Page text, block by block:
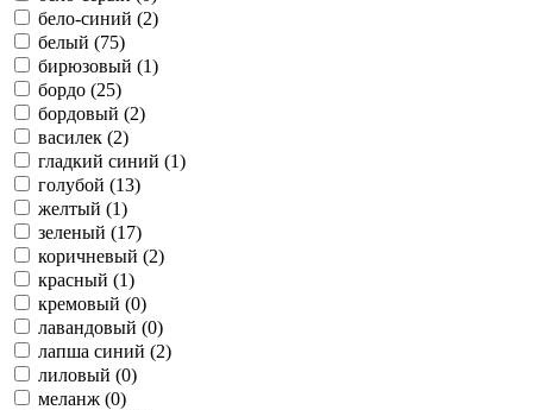
бело-синий (2)
белый (75)
бирюзовый (1)
бордо (25)
бордовый (2)
василек (2)
гладкий синий (1)
голубой (13)
желтый (1)
зеленый (17)
коричневый (2)
красный (1)
кремовый (0)
лавандовый (0)
лапша синий (2)
лиловый (0)
меланж (0)